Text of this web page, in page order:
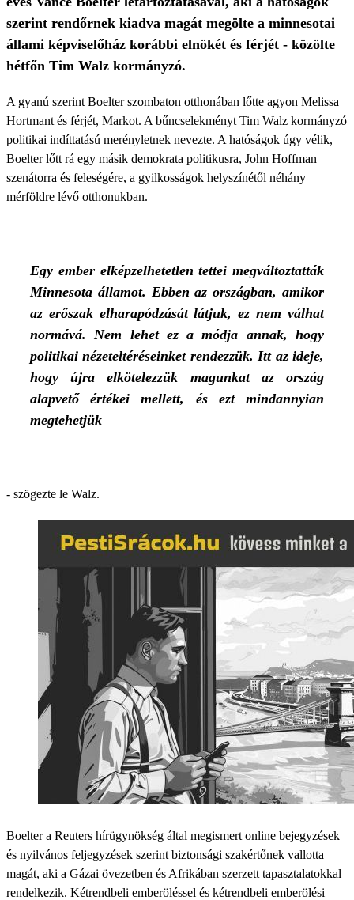
szerint rendőrnek kiadva magát megölte a minnesotai
állami képviselőház korábbi elnökét és férjét - közölte
hétfőn Tim Walz kormányzó.
A gyanú szerint Boelter szombaton otthonában lőtte agyon Melissa
Hortmant és férjét, Markot. A bűncselekményt Tim Walz kormányzó
politikai indíttatású merényletnek nevezte. A hatóságok úgy vélik,
Boelter lőtt rá egy másik demokrata politikusra, John Hoffman
szenátorra és feleségére, a gyilkosságok helyszínétől néhány
mérföldre lévő otthonukban.
Egy ember elképzelhetetlen tettei megváltoztatták
Minnesota államot. Ebben az országban, amikor
az erőszak elharapódzását látjuk, ez nem válhat
normává. Nem lehet ez a módja annak, hogy
politikai nézeteltéréseinket rendezzük. Itt az ideje,
hogy újra elkötelezzük magunkat az ország
alapvető értékei mellett, és ezt mindannyian
megtehetjük
- szögezte le Walz.
Boelter a Reuters hírügynökség által megismert online bejegyzések
és nyilvános feljegyzések szerint biztonsági szakértőnek vallotta
magát, aki a Gázai övezetben és Afrikában szerzett tapasztalatokkal
rendelkezik. Kétrendbeli emberöléssel és kétrendbeli emberölési